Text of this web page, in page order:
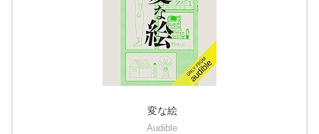
変な絵
Audible